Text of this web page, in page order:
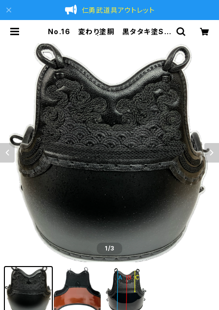
仁勇武道具アウトレット
No.16 変わり塗胴 黒タタキ塗Sサ
｜剣道防具 剣道具の通販 剣道具のア
1/3